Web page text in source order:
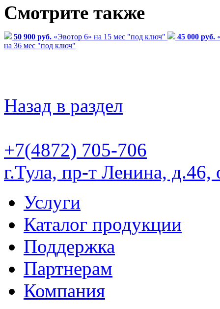
Смотрите также
50 900 руб. «Эвотор 6» на 15 мес "под ключ" 45 000 руб.
на 36 мес "под ключ"
Назад в раздел
+7(4872) 705-706
г.Тула, пр-т Ленина, д.46,
Услуги
Каталог продукции
Поддержка
Партнерам
Компания